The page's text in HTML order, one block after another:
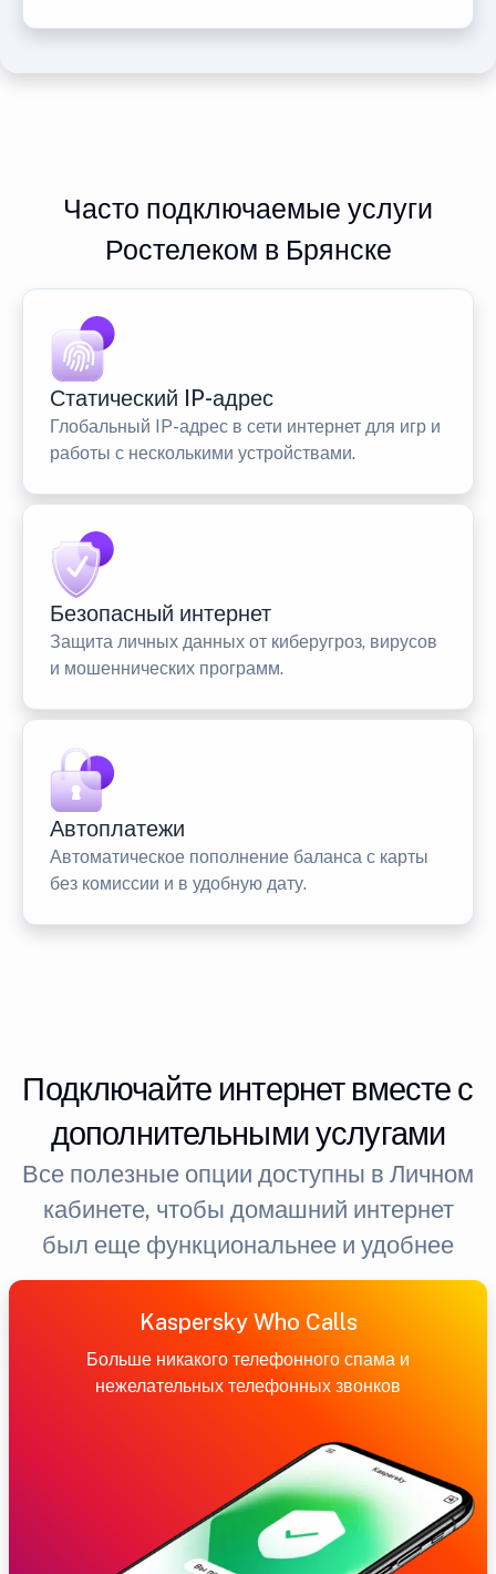
Часто подключаемые услуги
Ростелеком в Брянске
Статический IP-адрес
Глобальный IP-адрес в сети интернет для игр и
работы с несколькими устройствами.
Безопасный интернет
Защита личных данных от киберугроз, вирусов
и мошеннических программ.
Автоплатежи
Автоматическое пополнение баланса с карты
без комиссии и в удобную дату.
Подключайте интернет вместе с
дополнительными услугами
Все полезные опции доступны в Личном
кабинете, чтобы домашний интернет
был еще функциональнее и удобнее
Kaspersky Who Calls
Больше никакого телефонного спама и
нежелательных телефонных звонков